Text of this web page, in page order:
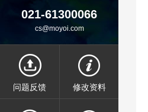
021-61300066
cs@moyoi.com
问题反馈 修改资料